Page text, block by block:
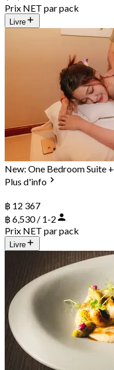
Prix NET par pack
Livre
New: One Bedroom Suite
Plus d'info
฿ 12 367
฿ 6,530 / 1-2
Prix NET par pack
Livre